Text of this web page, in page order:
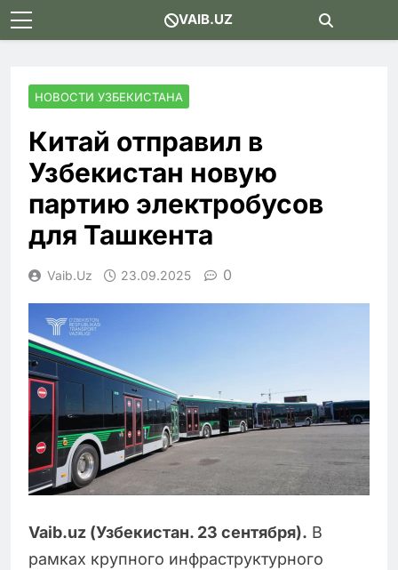
Skip
to
VAIB.UZ
НОВОСТИ УЗБЕКИСТАНА
Китай отправил в
Узбекистан новую
партию электробусов
для Ташкента
Vaib.uz 23.09.2025 0
Vaib.uz (Узбекистан. 23 сентября). В
рамках крупного инфраструктурного